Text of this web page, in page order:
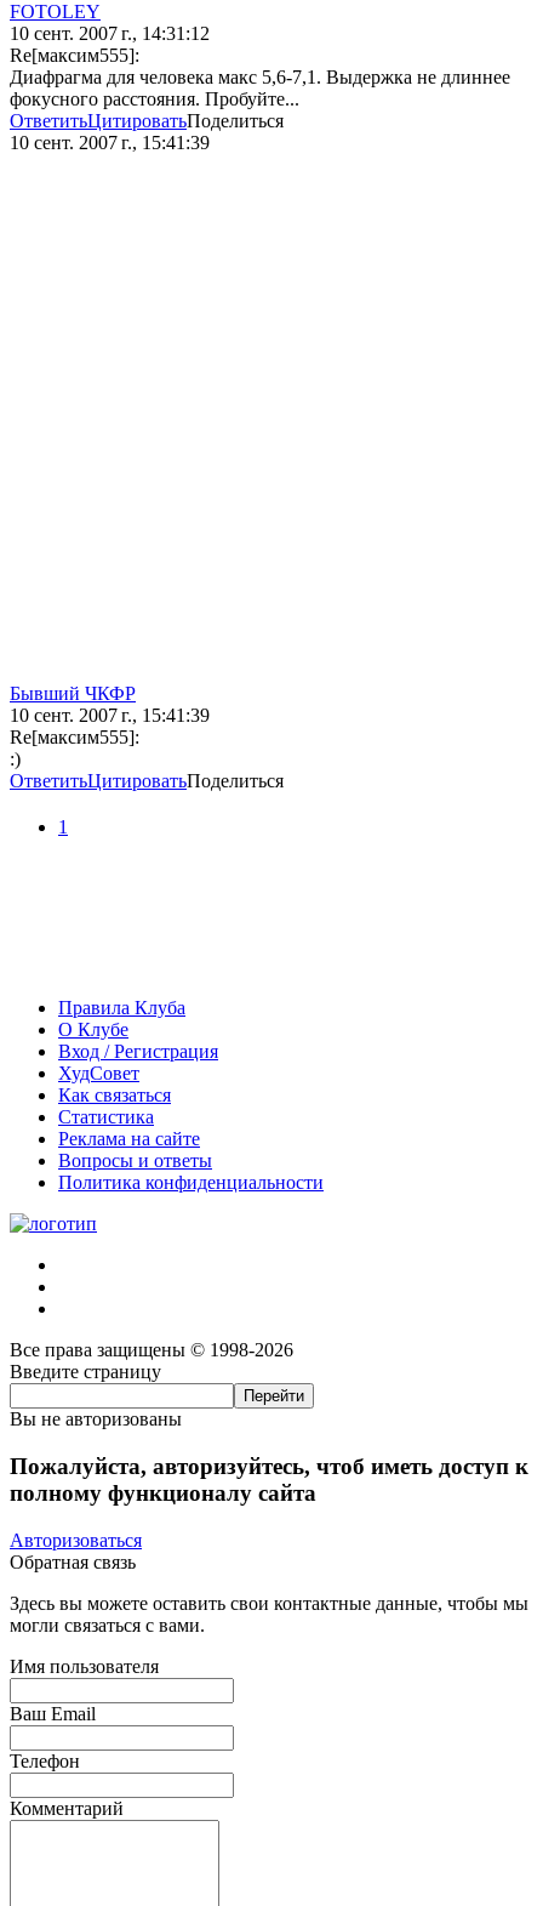
FOTOLEY
10 сент. 2007 г., 14:31:12
Re[максим555]:
Диафрагма для человека макс 5,6-7,1. Выдержка не длиннее
фокусного расстояния. Пробуйте...
ОтветитьЦитироватьПоделиться
10 сент. 2007 г., 15:41:39
Бывший ЧКФР
10 сент. 2007 г., 15:41:39
Re[максим555]:
:)
ОтветитьЦитироватьПоделиться
1
Правила Клуба
О Клубе
Вход / Регистрация
ХудСовет
Как связаться
Статистика
Реклама на сайте
Вопросы и ответы
Политика конфиденциальности
Все права защищены © 1998-2026
Введите страницу
Вы не авторизованы
Пожалуйста, авторизуйтесь, чтоб иметь доступ к
полному функционалу сайта
Авторизоваться
Обратная связь
Здесь вы можете оставить свои контактные данные, чтобы мы
могли связаться с вами.
Имя пользователя
Ваш Email
Телефон
Комментарий